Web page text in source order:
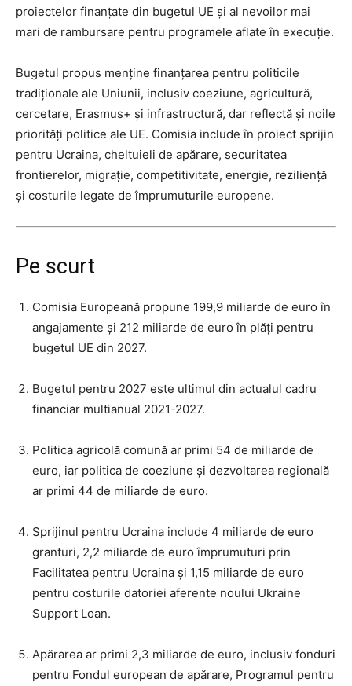
proiectelor finanțate din bugetul UE și al nevoilor mai
mari de rambursare pentru programele aflate în execuție.
Bugetul propus menține finanțarea pentru politicile
tradiționale ale Uniunii, inclusiv coeziune, agricultură,
cercetare, Erasmus+ și infrastructură, dar reflectă și noile
priorități politice ale UE. Comisia include în proiect sprijin
pentru Ucraina, cheltuieli de apărare, securitatea
frontierelor, migrație, competitivitate, energie, reziliență
și costurile legate de împrumuturile europene.
Pe scurt
Comisia Europeană propune 199,9 miliarde de euro în
angajamente și 212 miliarde de euro în plăți pentru
bugetul UE din 2027.
Bugetul pentru 2027 este ultimul din actualul cadru
financiar multianual 2021-2027.
Politica agricolă comună ar primi 54 de miliarde de
euro, iar politica de coeziune și dezvoltarea regională
ar primi 44 de miliarde de euro.
Sprijinul pentru Ucraina include 4 miliarde de euro
granturi, 2,2 miliarde de euro împrumuturi prin
Facilitatea pentru Ucraina și 1,15 miliarde de euro
pentru costurile datoriei aferente noului Ukraine
Support Loan.
Apărarea ar primi 2,3 miliarde de euro, inclusiv fonduri
pentru Fondul european de apărare, Programul pentru